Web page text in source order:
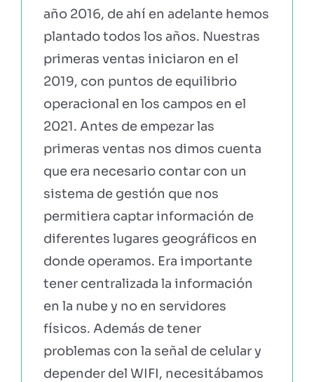
año 2016, de ahí en adelante hemos
plantado todos los años. Nuestras
primeras ventas iniciaron en el
2019, con puntos de equilibrio
operacional en los campos en el
2021. Antes de empezar las
primeras ventas nos dimos cuenta
que era necesario contar con un
sistema de gestión que nos
permitiera captar información de
diferentes lugares geográficos en
donde operamos. Era importante
tener centralizada la información
en la nube y no en servidores
físicos. Además de tener
problemas con la señal de celular y
depender del WIFI, necesitábamos